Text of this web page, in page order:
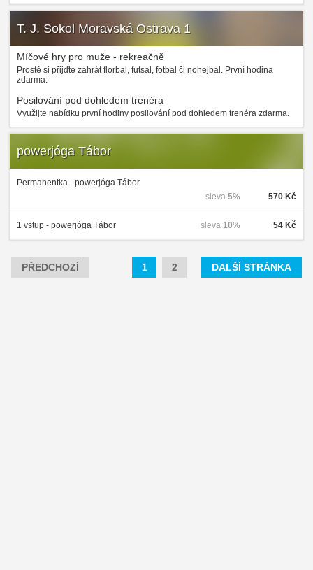
T. J. Sokol Moravská Ostrava 1
Míčové hry pro muže - rekreačně
Prostě si přijďte zahrát florbal, futsal, fotbal či nohejbal. První hodina
zdarma.
Posilování pod dohledem trenéra
Využijte nabídku první hodiny posilování pod dohledem trenéra zdarma.
powerjóga Tábor
Permanentka - powerjóga Tábor
570 Kč
sleva 5%
1 vstup - powerjóga Tábor 54 Kč
sleva 10%
PŘEDCHOZÍ 1 2 DALŠÍ STRÁNKA